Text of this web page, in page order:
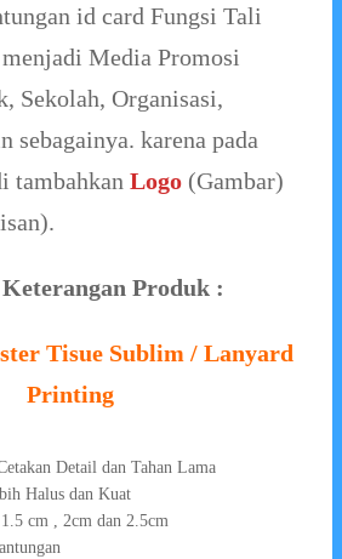
id card Fungsi Tali
Media Promosi
Sekolah, Organisasi,
sebagainya. karena pada
tambahkan Logo (Gambar)
Produk :
Tisue Sublim / Lanyard
Printing
Detail dan Tahan Lama
Halus dan Kuat
cm , 2cm dan 2.5cm